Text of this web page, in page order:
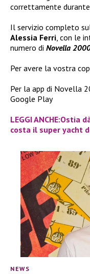
correttamente durante
Il servizio completo
Alessia Ferri , con le
numero di Novella
Per avere la vostra
Per la app di Novella
Google Play
LEGGI ANCHE:Ostia
costa il super yacht
NEWS